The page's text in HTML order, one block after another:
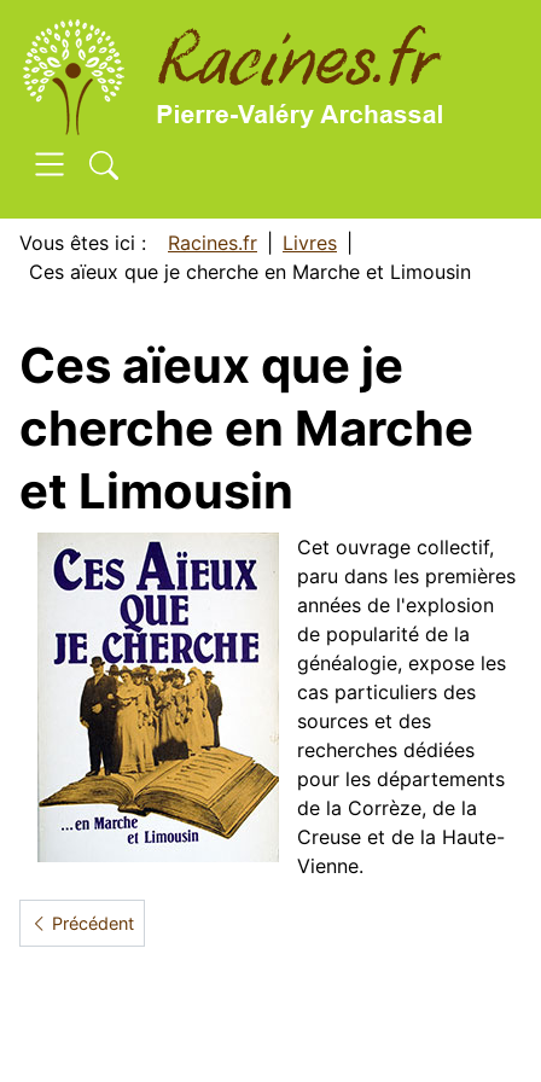
SKIP TO MAIN CONTENT
Vous êtes ici : Racines.fr
Livres
Ces aïeux que je cherche en Marche et Limousin
Ces aïeux que je
cherche en Marche
et Limousin
Cet ouvrage collectif,
paru dans les premières
années de l'explosion
de popularité de la
généalogie, expose les
cas particuliers des
sources et des
recherches dédiées
pour les départements
de la Corrèze, de la
Creuse et de la Haute-
Vienne.
Article précédent : S'initier à la généalogie sur Internet
Précédent